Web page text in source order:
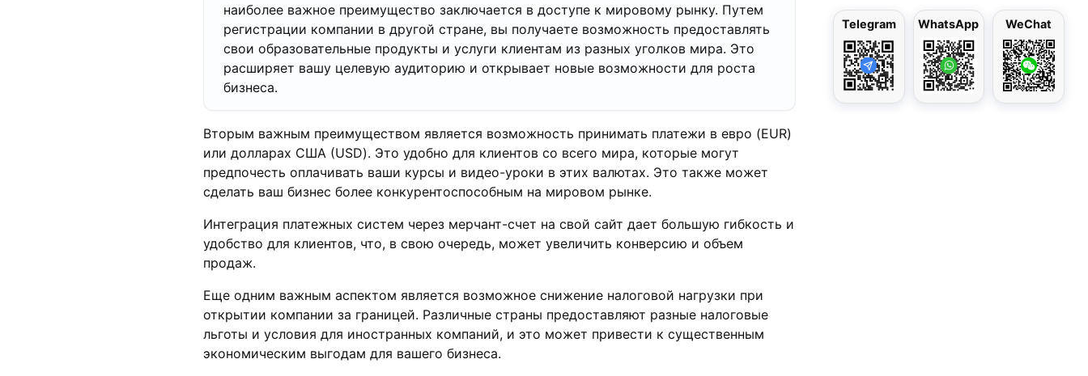
наиболее важное преимущество заключается в доступе к мировому рынку. Путем
регистрации компании в другой стране, вы получаете возможность предоставлять
свои образовательные продукты и услуги клиентам из разных уголков мира. Это
расширяет вашу целевую аудиторию и открывает новые возможности для роста
бизнеса.
Вторым важным преимуществом является возможность принимать платежи в евро (EUR)
или долларах США (USD). Это удобно для клиентов со всего мира, которые могут
предпочесть оплачивать ваши курсы и видео-уроки в этих валютах. Это также может
сделать ваш бизнес более конкурентоспособным на мировом рынке.
Интеграция платежных систем через мерчант-счет на свой сайт дает большую гибкость и
удобство для клиентов, что, в свою очередь, может увеличить конверсию и объем
продаж.
Еще одним важным аспектом является возможное снижение налоговой нагрузки при
открытии компании за границей. Различные страны предоставляют разные налоговые
льготы и условия для иностранных компаний, и это может привести к существенным
экономическим выгодам для вашего бизнеса.
Telegram WhatsApp WeChat